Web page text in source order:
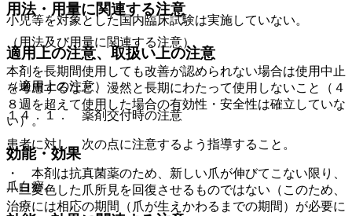
小児等を対象とした国内臨床試験は実施していない。
適用上の注意、取扱い上の注意
（適用上の注意）
１４．１． 薬剤交付時の注意
患者に対し、次の点に注意するよう指導すること。
・ 本剤は抗真菌薬のため、新しい爪が伸びてこない限り、
一旦変色した爪所見を回復させるものではない（このため、
治療には相応の期間（爪が生えかわるまでの期間）が必要に
用法・用量に関連する注意
（用法及び用量に関連する注意）
本剤を長期間使用しても改善が認められない場合は使用中止
を考慮するなど、漫然と長期にわたって使用しないこと（４
８週を超えて使用した場合の有効性・安全性は確立していな
い）。
効能・効果
爪白癬。